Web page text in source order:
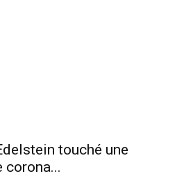
touché une
corona...